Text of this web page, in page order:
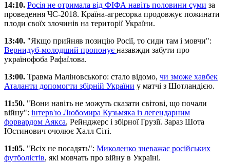
14:10. Росія не отримала від ФІФА навіть половини суми за
проведення ЧС-2018. Країна-агресорка продовжує пожинати
плоди своїх злочинів на території України.
13:40. "Якщо прийняв позицію Росії, то сиди там і мовчи":
Вернидуб-молодший пропонує назавжди забути про
українофоба Рафаїлова.
13:00. Травма Маліновського: стало відомо, чи зможе хавбек
Аталанти допомогти збірній України у матчі з Шотландією.
11:50. "Вони навіть не можуть сказати світові, що почали
війну": інтерв'ю Любомира Кузьмяка із легендарним
форвардом Аякса, Рейнджерс і збірної Грузії. Зараз Шота
Юстинович очолює Халл Сіті.
11:05. "Всіх не посадять": Миколенко зневажає російських
футболістів, які мовчать про війну в Україні.